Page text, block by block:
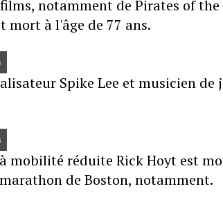
notamment de Pirates of
mort à l'âge de 77 ans.
Spike Lee et musicien
mobilité réduite Rick Hoyt est
de Boston, notamment.